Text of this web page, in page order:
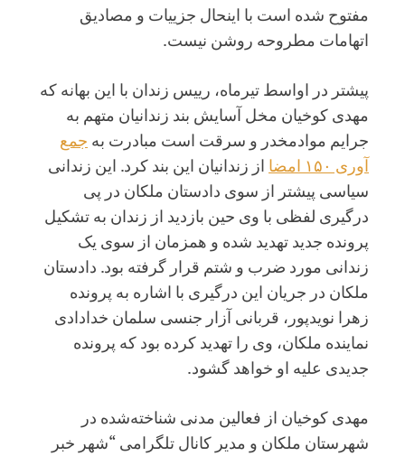
مفتوح شده است با اینحال جزییات و مصادیق
اتهامات مطروحه روشن نیست.
پیشتر در اواسط تیرماه، رییس زندان با این بهانه که
مهدی کوخیان مخل آسایش بند زندانیان متهم به
جرایم موادمخدر و سرقت است مبادرت به جمع
آوری ۱۵۰ امضا
از زندانیان این بند کرد. این زندانی
سیاسی پیشتر از سوی دادستان ملکان در پی
درگیری لفظی با وی حین بازدید از زندان به تشکیل
پرونده جدید تهدید شده و همزمان از سوی یک
زندانی مورد ضرب و شتم قرار گرفته بود. دادستان
ملکان در جریان این درگیری با اشاره به پرونده
زهرا نویدپور، قربانی آزار جنسی سلمان خدادادی
نماینده ملکان، وی را تهدید کرده بود که پرونده
جدیدی علیه او خواهد گشود.
مهدی کوخیان از فعالین مدنی شناخته‌شده در
شهرستان ملکان و مدیر کانال تلگرامی “شهر خبر